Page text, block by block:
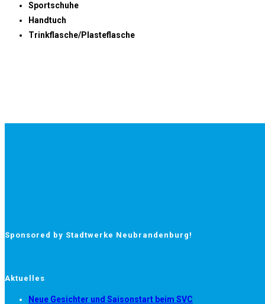
Sportschuhe
Handtuch
Trinkflasche/Plasteflasche
Sponsored by Stadtwerke Neubrandenburg!
Aktuelles
Neue Gesichter und Saisonstart beim SVC